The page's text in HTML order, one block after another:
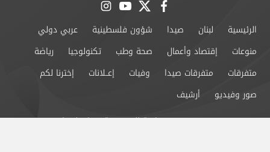
facebook
twitter
youtube
instagram
الرئيسية لبنان صيدا شؤون فلسطينية
عربي دولي
منوعات
إقتصاد وأعمال صحة وطب تكنولوجيا
رياضة
متفرقات
متفرقات صيدا وفيات إعــلانات
إخترنا لكم
صور وفيديو
أرشيف
من نحن
سياسة الخصوصية اتصل بنا